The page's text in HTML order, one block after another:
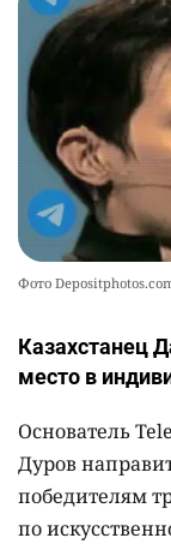
Фото
Казахстанец
место в
Основатель
Дуров
победителям
по